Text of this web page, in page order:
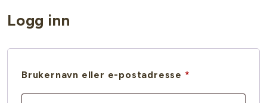
Logg inn
Brukernavn eller e-postadresse *